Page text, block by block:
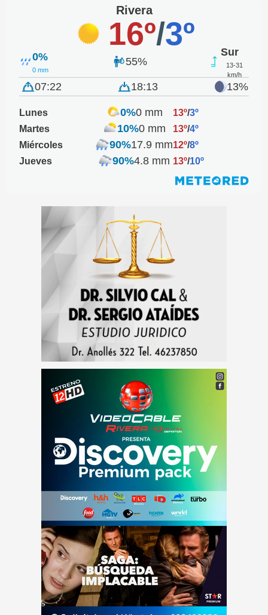
Rivera
16º/3º
0%
0 mm
55%
Sur
13-31
km/h
07:22 18:13 13%
Lunes 0%0 mm 13º/3º
Martes
10%0 mm 13º/4º
Miércoles
90%17.9 mm12º/8º
Jueves
90%4.8 mm 13º/10º